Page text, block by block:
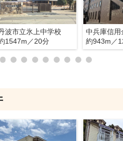
波市立氷上中学校
1547m／20分
約943m／